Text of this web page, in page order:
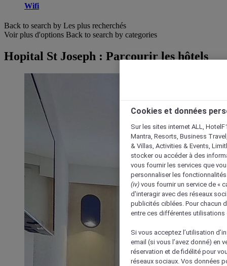
Wifi
Back to search by Les plus recherchés
Voir plus d'options Back to search by categories
Hopital St Joseph : Parcourir les hôtels
Cookies et données
Sur les sites internet ALL,
Mantra, Resorts, Business
& Villas, Activities & Events,
stocker ou accéder à des
vous fournir les services que
personnaliser les
(iv) vous fournir un service de «
d'interagir avec des réseaux
publicités ciblées. Pour chacun
entre ces différentes utilisations
Si vous acceptez l’utilisation
email (si vous l’avez donné) en
réservation et de fidélité pour
réseaux sociaux. Vos données